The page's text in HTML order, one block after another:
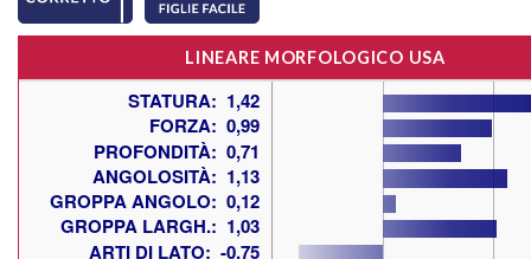
LINEARE MORFOLOGICO USA